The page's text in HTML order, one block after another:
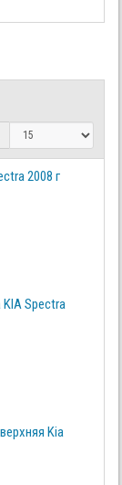
2008 г
Spectra
Kia